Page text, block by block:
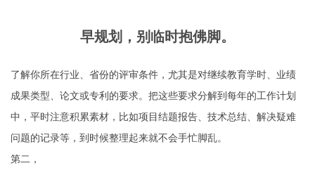
早规划，别临时抱佛脚。
了解你所在行业、省份的评审条件，尤其是对继续教育学时、业绩
成果类型、论文或专利的要求。把这些要求分解到每年的工作计划
中，平时注意积累素材，比如项目结题报告、技术总结、解决疑难
问题的记录等，到时候整理起来就不会手忙脚乱。
第二，